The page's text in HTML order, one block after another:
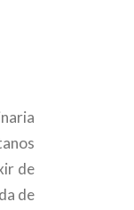
de
de